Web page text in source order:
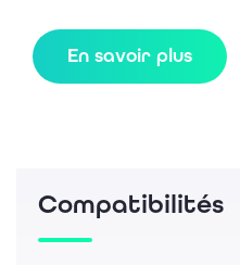
En savoir plus
Compatibilités